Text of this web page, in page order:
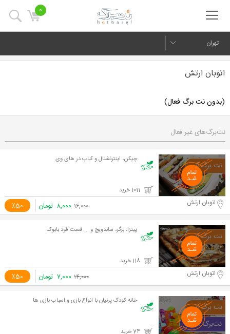
0
تهران
اتوبان ارتش
(بدون نت برگ فعال)
نت‌برگ‌های غیر فعال
چیکن، اینترنشنال و کباب در های وی
٪50 اتوبان ارتش ۱۶,۰۰۰ ۸,۰۰۰ تومان
پیتزا، برگر، ساندویچ و ... فست فود بابوک
٪50 اتوبان ارتش ۱۴,۰۰۰ ۷,۰۰۰ تومان
خانه کودک پرنیان با انواع بازی و اسباب بازی ها